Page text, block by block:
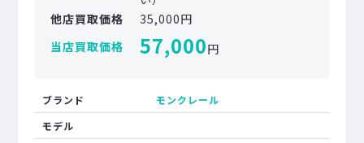
他店買取価格
35,000円
当店買取価格
57,000円
ブランド
モンクレール
モデル